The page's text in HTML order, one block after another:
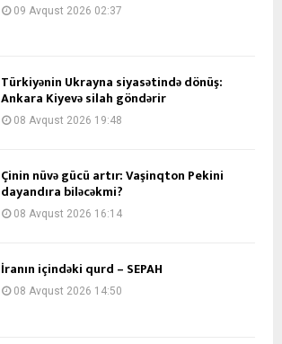
09 Avqust 2026 02:37
Türkiyənin Ukrayna siyasətində dönüş:
Ankara Kiyevə silah göndərir
08 Avqust 2026 19:48
Çinin nüvə gücü artır: Vaşinqton Pekini
dayandıra biləcəkmi?
08 Avqust 2026 16:14
İranın içindəki qurd – SEPAH
08 Avqust 2026 14:50